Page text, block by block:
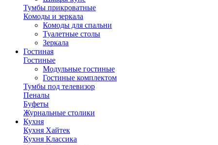
Тумбы прикроватные
Комоды и зеркала
Комоды для спальни
Туалетные столы
Зеркала
Гостиная
Гостиные
Модульные гостиные
Гостиные комплектом
Тумбы под телевизор
Пеналы
Буфеты
Журнальные столики
Кухня
Кухня Хайтек
Кухня Классика